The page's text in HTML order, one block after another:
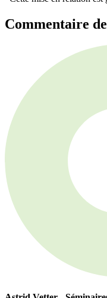
Commentaire